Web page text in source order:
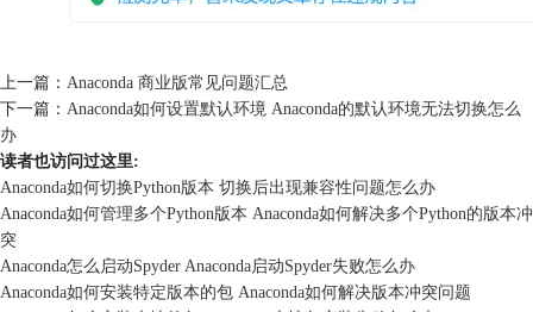
上一篇： Anaconda 商业版常见问题汇总
下一篇： Anaconda如何设置默认环境 Anaconda的默认环境无法切换怎么
办
读者也访问过这里:
Anaconda如何切换Python版本 切换后出现兼容性问题怎么办
Anaconda如何管理多个Python版本 Anaconda如何解决多个Python的版本冲
突
Anaconda怎么启动Spyder Anaconda启动Spyder失败怎么办
Anaconda如何安装特定版本的包 Anaconda如何解决版本冲突问题